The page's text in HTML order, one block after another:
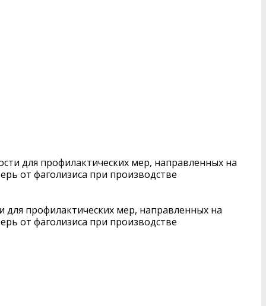
для профилактических мер, направленных на
от фаголизиса при производстве
профилактических мер, направленных на
от фаголизиса при производстве